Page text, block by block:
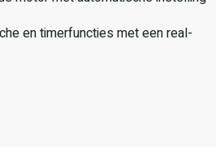
en timerfuncties met een real-